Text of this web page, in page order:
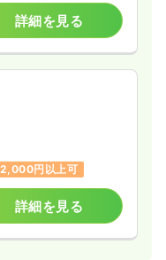
クリニック
詳細を見る
詳細を見る
円以上可
詳細を見る